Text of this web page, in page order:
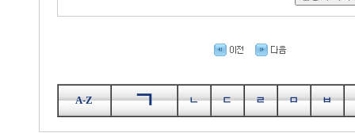
A-Z ㄱ ㄴ ㄷ ㄹ ㅁ ㅂ